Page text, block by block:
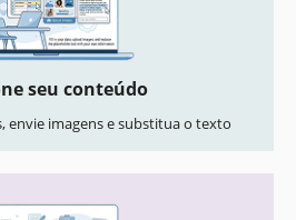
seu conteúdo
envie imagens e substitua o texto